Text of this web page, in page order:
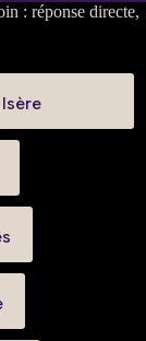
: réponse directe,
Isère